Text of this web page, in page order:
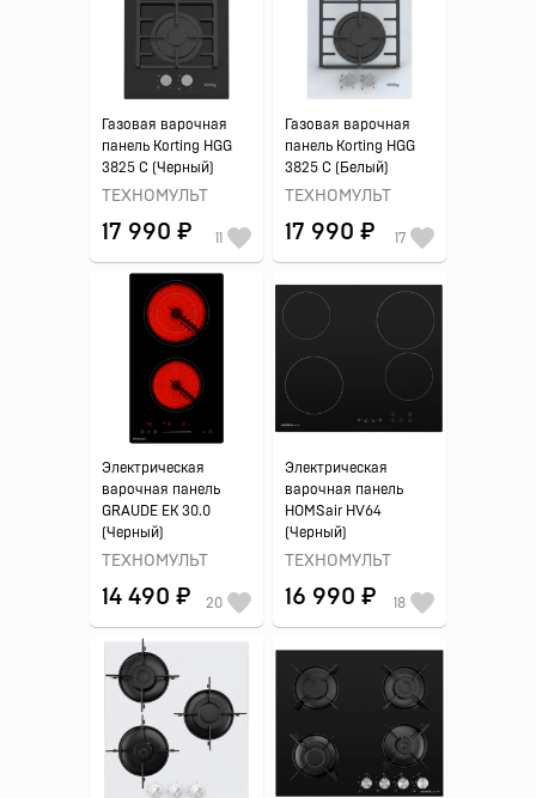
Газовая варочная
панель Korting HGG
3825 C (Черный)
ТЕХНОМУЛЬТ
17 990 ₽ 11
Газовая варочная
панель Korting HGG
3825 C (Белый)
ТЕХНОМУЛЬТ
17 990 ₽ 17
Электрическая
варочная панель
GRAUDE EK 30.0
(Черный)
ТЕХНОМУЛЬТ
14 490 ₽ 20
Электрическая
варочная панель
HOMSair HV64
(Черный)
ТЕХНОМУЛЬТ
16 990 ₽ 18